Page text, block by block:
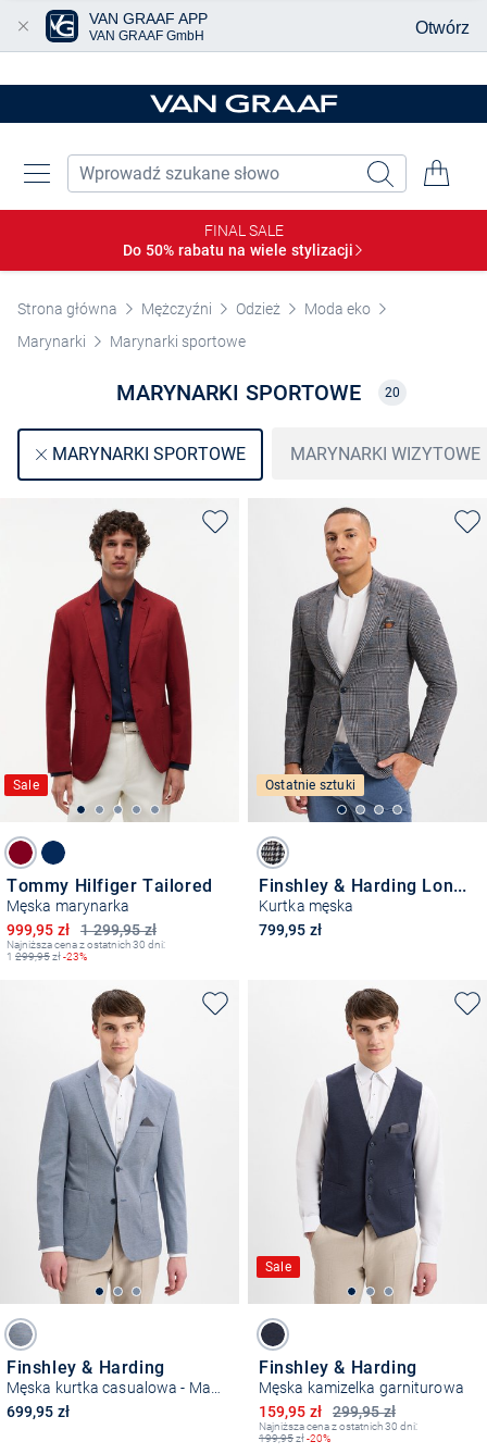
FINAL SALE
Do 50% rabatu na wiele stylizacji
Strona główna Mężczyźni Odzież
Moda eko
Marynarki
Marynarki sportowe
MARYNARKI SPORTOWE 20
MARYNARKI SPORTOWE MARYNARKI WIZYTOWE
Sale
Tommy Hilfiger Tailored
Męska marynarka
1 299,95 zł
Obniżona cena
999,95 zł
Najniższa cena z ostatnich 30 dni:
1 299,95zł-23%
Ostatnie sztuki
Finshley & Harding London
Kurtka męska
799,95 zł
Finshley & Harding
699,95 zł
Sale
Finshley & Harding
Męska kamizelka garniturowa
299,95 zł
Obniżona cena
159,95 zł
Najniższa cena z ostatnich 30 dni:
199,95zł-20%
VAN GRAAF APP
VAN GRAAF GmbH Otwórz